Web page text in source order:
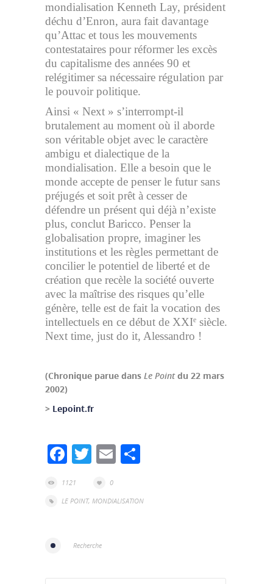
mondialisation Kenneth Lay, président
déchu d’Enron, aura fait davantage
qu’Attac et tous les mouvements
contestataires pour réformer les excès
du capitalisme des années 90 et
relégitimer sa nécessaire régulation par
le pouvoir politique.
Ainsi « Next » s’interrompt-il
brutalement au moment où il aborde
son véritable objet avec le caractère
ambigu et dialectique de la
mondialisation. Elle a besoin que le
monde accepte de penser le futur sans
préjugés et soit prêt à cesser de
défendre un présent qui déjà n’existe
plus, conclut Baricco. Penser la
globalisation propre, imaginer les
institutions et les règles permettant de
concilier le potentiel de liberté et de
création que recèle la société ouverte
avec la maîtrise des risques qu’elle
génère, telle est de fait la vocation des
intellectuels en ce début de XXIe siècle.
Next time, just do it, Alessandro !
(Chronique parue dans Le Pointdu 22 mars
2002)
> Lepoint.fr
Facebook
TwitterEmail
1121
0
LE POINT, MONDIALISATION
Recherche